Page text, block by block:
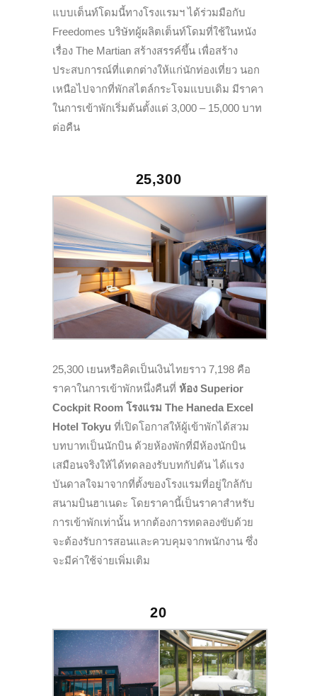
แบบเต็นท์โดมนี้ทางโรงแรมฯ ได้ร่วมมือกับ
Freedomes บริษัทผู้ผลิตเต็นท์โดมที่ใช้ในหนัง
เรื่อง The Martian สร้างสรรค์ขึ้น เพื่อสร้าง
ประสบการณ์ที่แตกต่างให้แก่นักท่องเที่ยว นอก
เหนือไปจากที่พักสไตล์กระโจมแบบเดิม มีราคา
ในการเข้าพักเริ่มต้นตั้งแต่ 3,000 – 15,000 บาท
ต่อคืน
25,300
25,300 เยนหรือคิดเป็นเงินไทยราว 7,198 คือ
ราคาในการเข้าพักหนึ่งคืนที่ ห้อง Superior
Cockpit Room โรงแรม The Haneda Excel
Hotel Tokyu ที่เปิดโอกาสให้ผู้เข้าพักได้สวม
บทบาทเป็นนักบิน ด้วยห้องพักที่มีห้องนักบิน
เสมือนจริงให้ได้ทดลองรับบทกัปตัน ได้แรง
บันดาลใจมาจากที่ตั้งของโรงแรมที่อยู่ใกล้กับ
สนามบินฮาเนดะ โดยราคานี้เป็นราคาสำหรับ
การเข้าพักเท่านั้น หากต้องการทดลองขับด้วย
จะต้องรับการสอนและควบคุมจากพนักงาน ซึ่ง
จะมีค่าใช้จ่ายเพิ่มเติม
20